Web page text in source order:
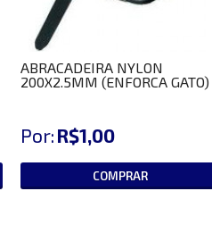
ABRACADEIRA NYLON
200X2.5MM (ENFORCA GATO)
Por: R$1,00
COMPRAR